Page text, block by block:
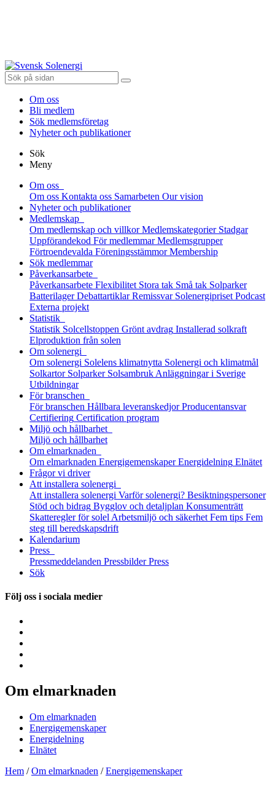
Om oss
Bli medlem
Sök medlemsföretag
Nyheter och publikationer
Sök
Meny
Om oss
Om oss Kontakta oss Samarbeten Our vision
Nyheter och publikationer
Medlemskap
Om medlemskap och villkor Medlemskategorier Stadgar
Uppförandekod För medlemmar Medlemsgrupper
Förtroendevalda Föreningsstämmor Membership
Sök medlemmar
Påverkansarbete
Påverkansarbete Flexibilitet Stora tak Små tak Solparker
Batterilager Debattartiklar Remissvar Solenergipriset Podcast
Externa projekt
Statistik
Statistik Solcellstoppen Grönt avdrag Installerad solkraft
Elproduktion från solen
Om solenergi
Om solenergi Solelens klimatnytta Solenergi och klimatmål
Solkartor Solparker Solsambruk Anläggningar i Sverige
Utbildningar
För branschen
För branschen Hållbara leveranskedjor Producentansvar
Certifiering Certification program
Miljö och hållbarhet
Miljö och hållbarhet
Om elmarknaden
Om elmarknaden Energigemenskaper Energidelning Elnätet
Frågor vi driver
Att installera solenergi
Att installera solenergi Varför solenergi? Besiktningspersoner
Stöd och bidrag Bygglov och detaljplan Konsumenträtt
Skatteregler för solel Arbetsmiljö och säkerhet Fem tips Fem
steg till beredskaps­drift
Kalendarium
Press
Pressmeddelanden Pressbilder Press
Sök
Följ oss i sociala medier
Om elmarknaden
Om elmarknaden
Energigemenskaper
Energidelning
Elnätet
Hem /Om elmarknaden /Energigemenskaper